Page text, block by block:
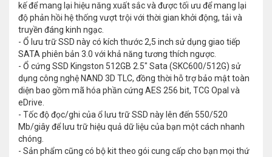
kế để mang lại hiệu năng xuất sắc và được tối ưu để mang lại
độ phản hồi hệ thống vượt trội với thời gian khởi động, tải và
truyền đáng kinh ngạc.
- Ổ lưu trữ SSD này có kích thước 2,5 inch sử dụng giao tiếp
SATA phiên bản 3.0 với khả năng tương thích ngược.
- Ổ cứng SSD Kingston 512GB 2.5" Sata (SKC600/512G) sử
dụng công nghệ NAND 3D TLC, đồng thời hỗ trợ bảo mật toàn
diện bao gồm mã hóa phần cứng AES 256 bit, TCG Opal và
eDrive.
- Tốc độ đọc/ghi của ổ lưu trữ SSD này lên đến 550/520
Mb/giây để lưu trữ hiệu quả dữ liệu của bạn một cách nhanh
chóng.
- Sản phẩm cũng có bộ kit theo gói cung cấp cho bạn mọi thứ